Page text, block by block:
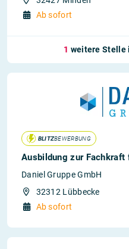
Ab sofort
1 weitere Stelle
BLITZBEWERBUNG
Ausbildung zur
Daniel Gruppe GmbH
32312 Lübbecke
Ab sofort